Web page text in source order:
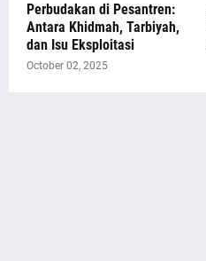
Perbudakan di Pesantren:
Antara Khidmah, Tarbiyah,
dan Isu Eksploitasi
October 02, 2025